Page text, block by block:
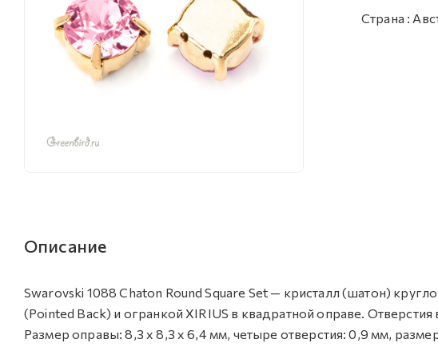
Страна :
Описание
Swarovski 1088 Chaton Round Square Set — кристалл (шатон)
(Pointed Back) и огранкой XIRIUS в квадратной оправе.
Размер оправы: 8,3 х 8,3 х 6,4 мм, четыре отверстия: 0,9 мм,